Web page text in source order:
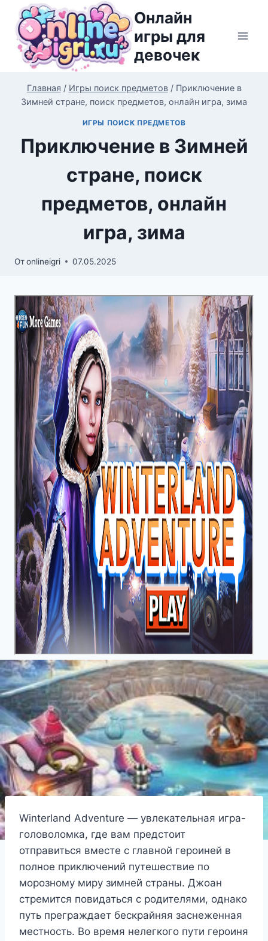
Перейти
содержимому
Онлайн
игры для
девочек
Главная / Игры поиск предметов / Приключение в
Зимней стране, поиск предметов, онлайн игра, зима
ИГРЫ ПОИСК ПРЕДМЕТОВ
Приключение в Зимней
стране, поиск
предметов, онлайн
игра, зима
Отonlineigri 07.05.2025
Winterland Adventure — увлекательная игра-
головоломка, где вам предстоит
отправиться вместе с главной героиней в
полное приключений путешествие по
морозному миру зимней страны. Джоан
стремится повидаться с родителями, однако
путь преграждает бескрайняя заснеженная
местность. Во время нелегкого пути героиня